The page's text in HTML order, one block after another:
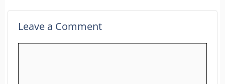
Leave a Comment